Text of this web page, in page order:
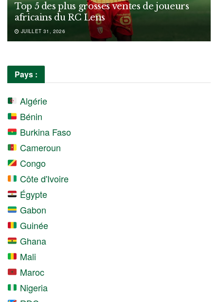
Top 5 des plus grosses ventes de joueurs
africains du RC Lens
JUILLET 31, 2026
Pays :
Algérie
Bénin
Burkina Faso
Cameroun
Congo
Côte d'Ivoire
Égypte
Gabon
Guinée
Ghana
Mali
Maroc
Nigeria